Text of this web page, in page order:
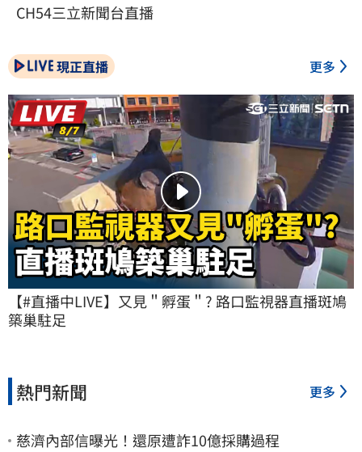
CH54三立新聞台直播
現正直播 更多
【#直播中LIVE】又見＂孵蛋＂? 路口監視器直播斑鳩
築巢駐足
熱門新聞 更多
慈濟內部信曝光！還原遭詐10億採購過程